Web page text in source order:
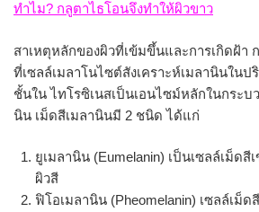
ทำไม? กลูตาไธโอนจึงทำให้ผิวขาว
สาเหตุหลักของผิวที่เข้มขึ้นและการเกิดฝ้า
ที่เซลล์เมลาโนไซต์สังเคราะห์เมลานินใน
ชั้นใน ไทโรซิเนสเป็นเอนไซม์หลักในกระบ
นิน เม็ดสีเมลานินมี 2 ชนิด ได้แก่
ยูเมลานิน (Eumelanin) เป็นเซลล์เม็ด
ผิวสี
ฟิโอเมลานิน (Pheomelanin) เซลล์เม็